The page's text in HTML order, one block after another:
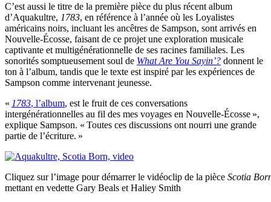
C’est aussi le titre de la première pièce du plus récent album
d’Aquakultre, 1783, en référence à l’année où les Loyalistes
américains noirs, incluant les ancêtres de Sampson, sont arrivés en
Nouvelle-Écosse, faisant de ce projet une exploration musicale
captivante et multigénérationnelle de ses racines familiales. Les
sonorités somptueusement soul de What Are You Sayin’? donnent le
ton à l’album, tandis que le texte est inspiré par les expériences de
Sampson comme intervenant jeunesse.
« 1783, l’album, est le fruit de ces conversations
intergénérationnelles au fil des mes voyages en Nouvelle-Écosse »,
explique Sampson. « Toutes ces discussions ont nourri une grande
partie de l’écriture. »
Cliquez sur l’image pour démarrer le vidéoclip de la pièce Scotia
mettant en vedette Gary Beals et Haliey Smith